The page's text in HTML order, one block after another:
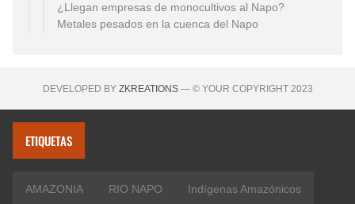
¿Llegan empresas de monocultivos al Napo?
Metales pesados en la cuenca del Napo
DEVELOPED BY ZKREATIONS— © YOUR COPYRIGHT 2023
ETIQUETAS
AMAZONIA RIO NAPO Indígenas Amazónicos